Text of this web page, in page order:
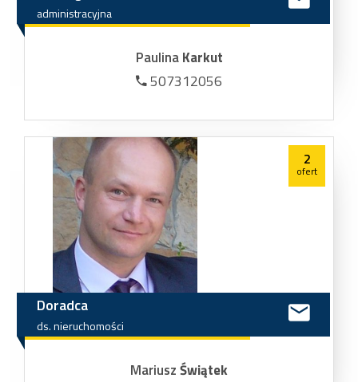
administracyjna
PaulinaKarkut
507312056
2
ofert
Doradca
ds.nieruchomości
MariuszŚwiątek